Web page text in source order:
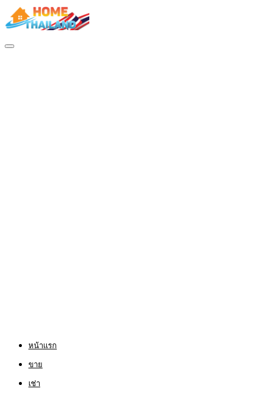
หน้าแรก
ขาย
เช่า